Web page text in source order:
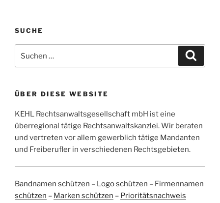
SUCHE
nach:
ÜBER DIESE WEBSITE
KEHL Rechtsanwaltsgesellschaft mbH ist eine
überregional tätige Rechtsanwaltskanzlei. Wir beraten
und vertreten vor allem gewerblich tätige Mandanten
und Freiberufler in verschiedenen Rechtsgebieten.
Bandnamen schützen – Logo schützen – Firmennamen
schützen – Marken schützen – Prioritätsnachweis